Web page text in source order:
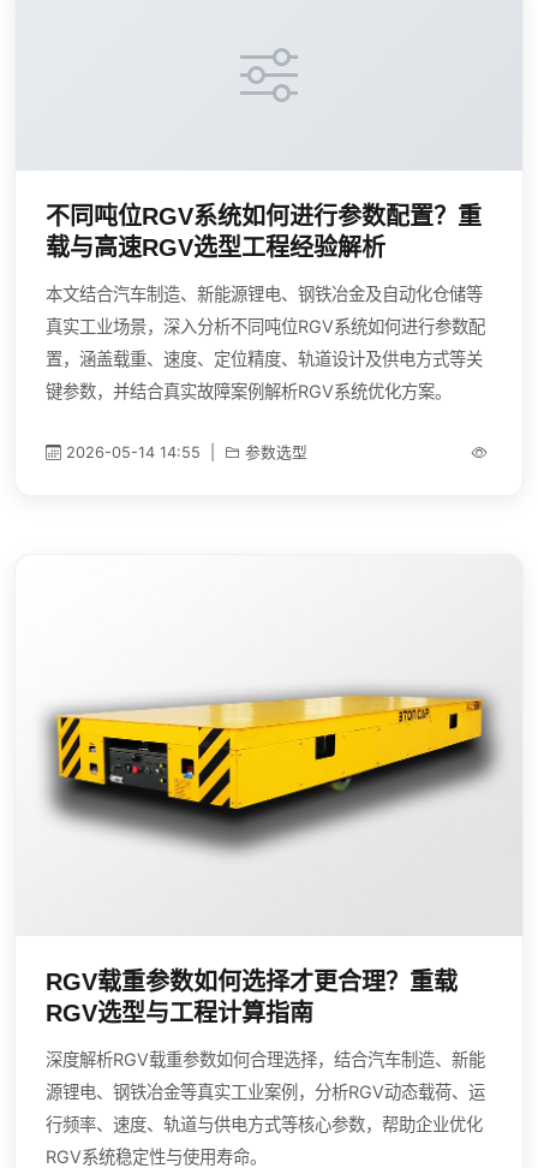
不同吨位RGV系统如何进行参数配置？重
载与高速RGV选型工程经验解析
本文结合汽车制造、新能源锂电、钢铁冶金及自动化仓储等
真实工业场景，深入分析不同吨位RGV系统如何进行参数配
置，涵盖载重、速度、定位精度、轨道设计及供电方式等关
键参数，并结合真实故障案例解析RGV系统优化方案。
2026-05-14 14:55 参数选型
RGV载重参数如何选择才更合理？重载
RGV选型与工程计算指南
深度解析RGV载重参数如何合理选择，结合汽车制造、新能
源锂电、钢铁冶金等真实工业案例，分析RGV动态载荷、运
行频率、速度、轨道与供电方式等核心参数，帮助企业优化
RGV系统稳定性与使用寿命。